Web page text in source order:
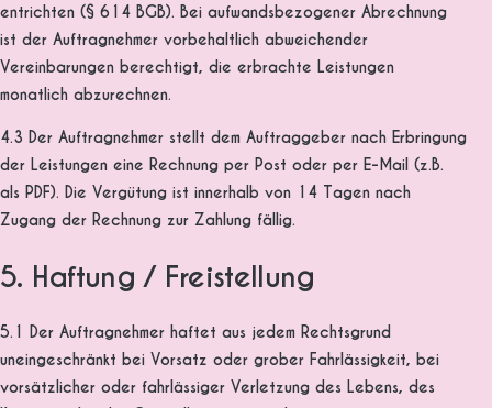
entrichten (§ 614 BGB). Bei aufwandsbezogener Abrechnung
ist der Auftragnehmer vorbehaltlich abweichender
Vereinbarungen berechtigt, die erbrachte Leistungen
monatlich abzurechnen.
4.3 Der Auftragnehmer stellt dem Auftraggeber nach Erbringung
der Leistungen eine Rechnung per Post oder per E-Mail (z.B.
als PDF). Die Vergütung ist innerhalb von 14 Tagen nach
Zugang der Rechnung zur Zahlung fällig.
5. Haftung / Freistellung
5.1 Der Auftragnehmer haftet aus jedem Rechtsgrund
uneingeschränkt bei Vorsatz oder grober Fahrlässigkeit, bei
vorsätzlicher oder fahrlässiger Verletzung des Lebens, des